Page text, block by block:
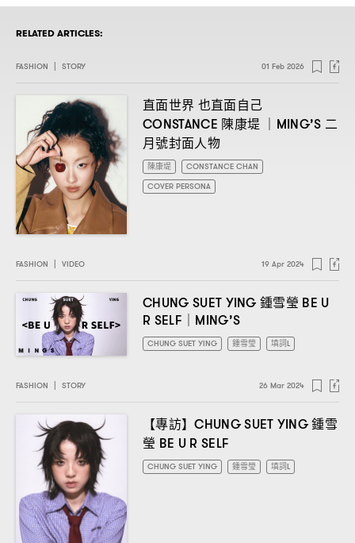
RELATED ARTICLES:
FASHION STORY 01 Feb 2026
直面世界 也直面自己
CONSTANCE 陳康堤 ｜MING’S 二
月號封面人物
陳康堤
CONSTANCE CHAN
COVER PERSONA
FASHION VIDEO 19 Apr 2024
CHUNG SUET YING鍾雪瑩 BE U
R SELF｜MING’S
CHUNG SUET YING 鍾雪瑩 填詞L
FASHION STORY 26 Mar 2024
【專訪】CHUNG SUET YING鍾雪
瑩 BE U R SELF
CHUNG SUET YING 鍾雪瑩 填詞L